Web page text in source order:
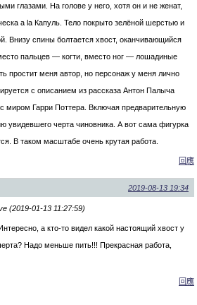
глазами. На голове у него, хотя он и не женат,
а lа Капуль. Тело покрыто зелёной шерстью и
Внизу спины болтается хвост, оканчивающийся
пальцев — когти, вместо ног — лошадиные
простит меня автор, но персонаж у меня лично
с описанием из рассказа Антон Палыча
миром Гарри Поттера. Включая предварительную
увидевшего черта чиновника. А вот сама фигурка
В таком масштабе очень крутая работа.
回應
2019-08-13 19:34
(2019-01-13 11:27:59)
а кто-то видел какой настоящий хвост у
Надо меньше пить!!! Прекрасная работа,
回應